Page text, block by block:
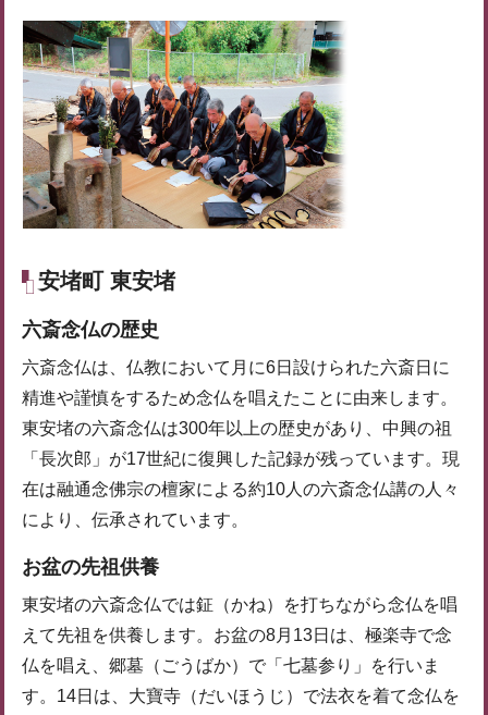
安堵町 東安堵
六斎念仏の歴史
六斎念仏は、仏教において月に6日設けられた六斎日に
精進や謹慎をするため念仏を唱えたことに由来します。
東安堵の六斎念仏は300年以上の歴史があり、中興の祖
「長次郎」が17世紀に復興した記録が残っています。現
在は融通念佛宗の檀家による約10人の六斎念仏講の人々
により、伝承されています。
お盆の先祖供養
東安堵の六斎念仏では鉦（かね）を打ちながら念仏を唱
えて先祖を供養します。お盆の8月13日は、極楽寺で念
仏を唱え、郷墓（ごうばか）で「七墓参り」を行いま
す。14日は、大寶寺（だいほうじ）で法衣を着て念仏を